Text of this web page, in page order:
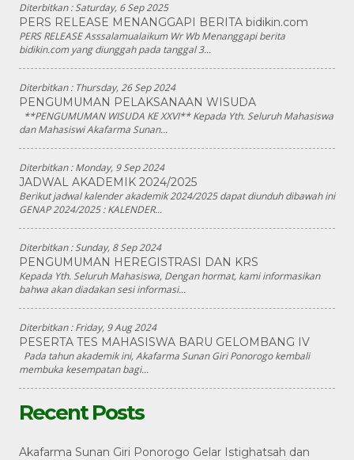
Diterbitkan :Saturday, 6 Sep 2025
PERS RELEASE MENANGGAPI BERITA bidikin.com
PERS RELEASE Asssalamualaikum Wr Wb Menanggapi berita
bidikin.com yang diunggah pada tanggal 3...
Diterbitkan : Thursday, 26 Sep 2024
PENGUMUMAN PELAKSANAAN WISUDA
**PENGUMUMAN WISUDA KE XXVI** Kepada Yth. Seluruh Mahasiswa
dan Mahasiswi Akafarma Sunan...
Diterbitkan :Monday, 9 Sep 2024
JADWAL AKADEMIK 2024/2025
Berikut jadwal kalender akademik 2024/2025 dapat diunduh dibawah ini
GENAP 2024/2025 : KALENDER...
Diterbitkan :Sunday, 8 Sep 2024
PENGUMUMAN HEREGISTRASI DAN KRS
Kepada Yth. Seluruh Mahasiswa, Dengan hormat, kami informasikan
bahwa akan diadakan sesi informasi...
Diterbitkan :Friday, 9 Aug 2024
PESERTA TES MAHASISWA BARU GELOMBANG IV
Pada tahun akademik ini, Akafarma Sunan Giri Ponorogo kembali
membuka kesempatan bagi...
Recent Posts
Akafarma Sunan Giri Ponorogo Gelar Istighatsah dan